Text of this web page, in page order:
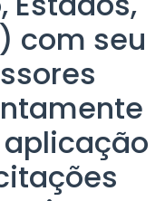
com seu